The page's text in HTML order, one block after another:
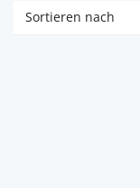
Sortieren nach